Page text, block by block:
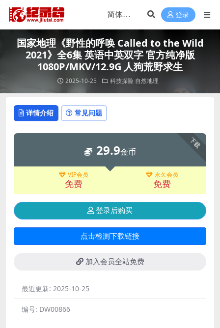
登录
国家地理《野性的呼唤 Called to the Wild
2021》全6集 英语中英双字 官方纯净版
1080P/MKV/12.9G 人狗荒野求生
2025-10-25 科技探险 自然地理
详情介绍 常见问题
下载
29.9金币
VIP会员
免费
永久会员
免费
登录后购买
点击检测下载链接
加入会员全站免费
最近更新: 2025-10-25
编号: DW00866